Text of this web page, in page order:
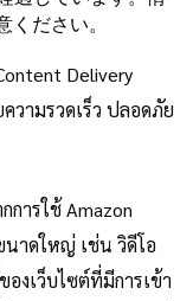
ださい。
Delivery
วามรวดเร็ว ปลอดภัย
การใช้ Amazon
าดใหญ่ เช่น วิดีโอ
งเว็บไซต์ที่มีการเข้า